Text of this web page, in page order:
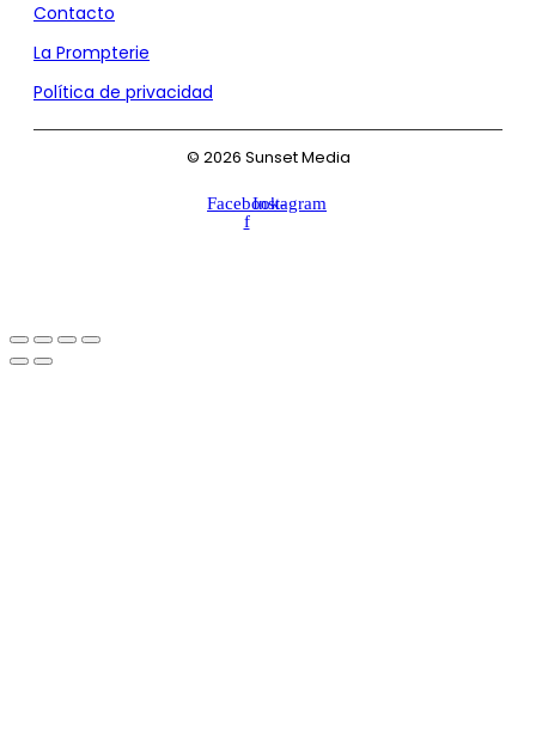
Contacto
La Prompterie
Política de privacidad
© 2026 Sunset Media
Facebook-
f
Instagram